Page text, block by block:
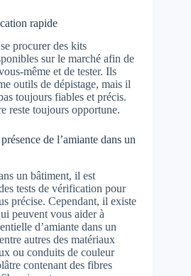
rapide
procurer des kits
sur le marché afin de
même et de tester. Ils
outils de dépistage, mais il
toujours fiables et précis.
reste toujours opportune.
de l’amiante dans un
un bâtiment, il est
tests de vérification pour
précise. Cependant, il existe
peuvent vous aider à
d’amiante dans un
autres des matériaux
ou conduits de couleur
contenant des fibres